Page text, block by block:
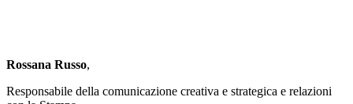
Rossana Russo,
Responsabile della comunicazione creativa e strategica e relazioni